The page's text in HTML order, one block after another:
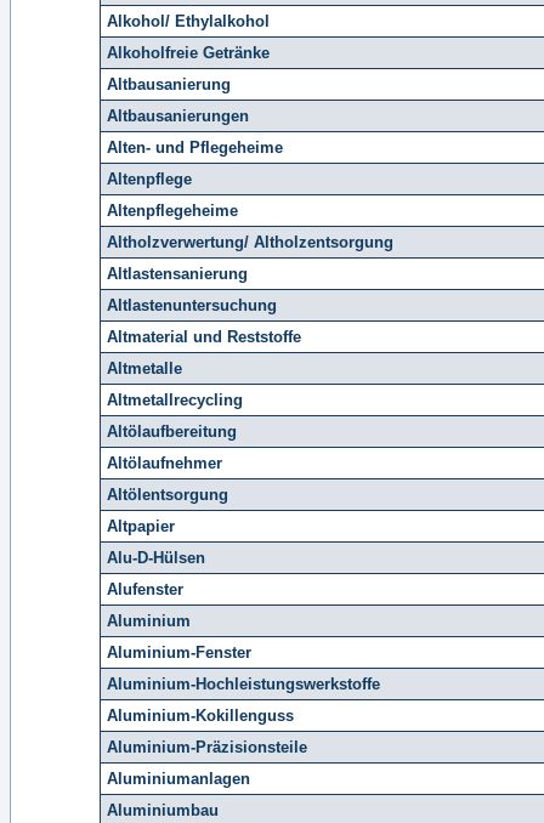
Alkohol/ Ethylalkohol
Alkoholfreie Getränke
Altbausanierung
Altbausanierungen
Alten- und Pflegeheime
Altenpflege
Altenpflegeheime
Altholzverwertung/ Altholzentsorgung
Altlastensanierung
Altlastenuntersuchung
Altmaterial und Reststoffe
Altmetalle
Altmetallrecycling
Altölaufbereitung
Altölaufnehmer
Altölentsorgung
Altpapier
Alu-D-Hülsen
Alufenster
Aluminium
Aluminium-Fenster
Aluminium-Hochleistungswerkstoffe
Aluminium-Kokillenguss
Aluminium-Präzisionsteile
Aluminiumanlagen
Aluminiumbau